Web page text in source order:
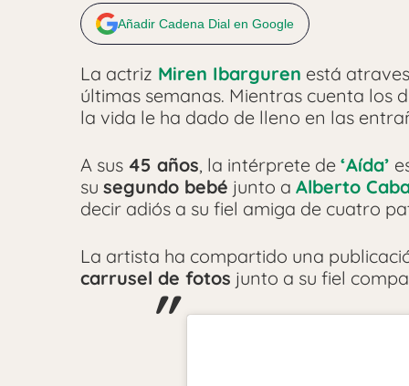
Añadir Cadena Dial en Google
La actriz Miren Ibarguren está
últimas semanas. Mientras cuenta los
la vida le ha dado de lleno en las
A sus 45 años, la intérprete de ‘Aída’
su segundo bebé junto a Alberto
decir adiós a su fiel amiga de cuatro
La artista ha compartido una
carrusel de fotos junto a su fiel